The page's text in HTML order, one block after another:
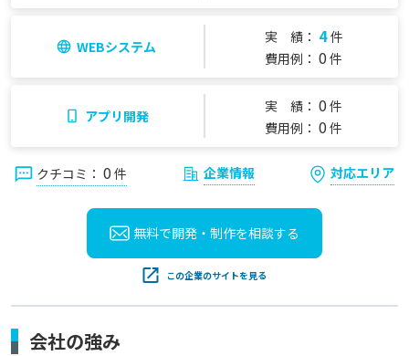
WEBシステム
実 績： 4件
費用例： 0 件
アプリ開発
実 績： 0 件
費用例： 0 件
クチコミ： 0 件 企業情報 対応エリア
無料で開発・制作を相談する
この企業のサイトを見る
会社の強み